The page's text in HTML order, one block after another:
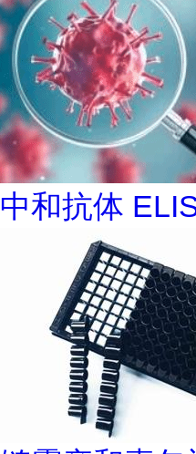
中和抗体